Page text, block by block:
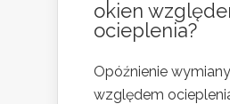
okien
ocieplenia?
Opóźnienie
względem